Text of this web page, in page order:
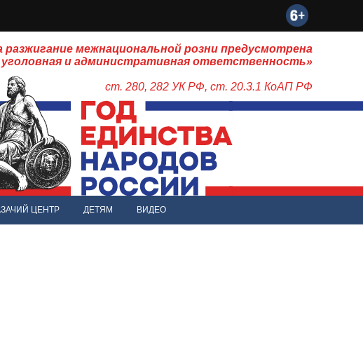
разжигание межнациональной розни предусмотрена
уголовная и административная ответственность»
ст. 280, 282 УК РФ, ст. 20.3.1 КоАП РФ
ЦЕНТР ДЕТЯМ ВИДЕО